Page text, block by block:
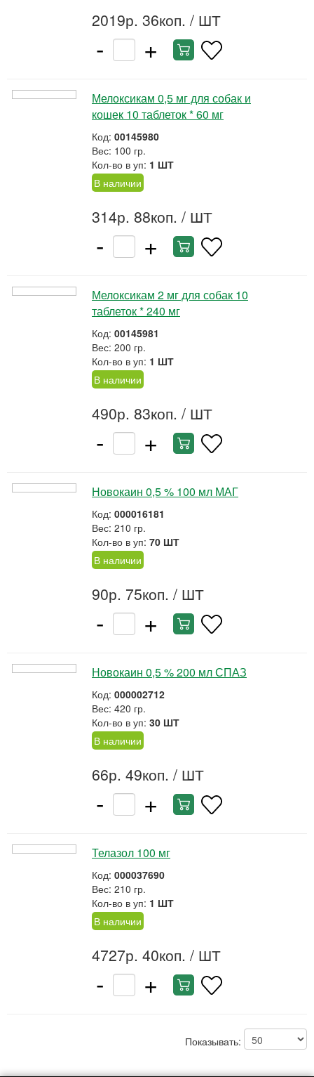
2019р. 36коп. / ШТ
- +
Мелоксикам 0,5 мг для собак и
кошек 10 таблеток * 60 мг
Код: 00145980
Вес: 100 гр.
Кол-во в уп: 1 ШТ
В наличии
314р. 88коп. / ШТ
- +
Мелоксикам 2 мг для собак 10
таблеток * 240 мг
Код: 00145981
Вес: 200 гр.
Кол-во в уп: 1 ШТ
В наличии
490р. 83коп. / ШТ
- +
Новокаин 0,5 % 100 мл МАГ
Код: 000016181
Вес: 210 гр.
Кол-во в уп: 70 ШТ
В наличии
90р. 75коп. / ШТ
- +
Новокаин 0,5 % 200 мл СПАЗ
Код: 000002712
Вес: 420 гр.
Кол-во в уп: 30 ШТ
В наличии
66р. 49коп. / ШТ
- +
Телазол 100 мг
Код: 000037690
Вес: 210 гр.
Кол-во в уп: 1 ШТ
В наличии
4727р. 40коп. / ШТ
- +
Показывать: